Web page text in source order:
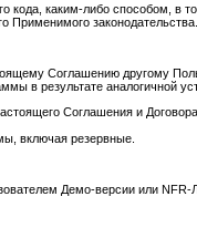
каким-либо способом, в
Применимого законодательства.
Соглашению другому
в результате аналогичной
Соглашения и
включая резервные.
Демо-версии или NFR-